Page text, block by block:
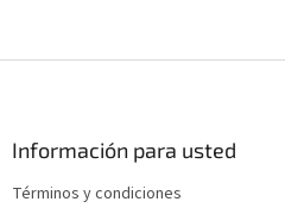
Información para usted
Términos y condiciones